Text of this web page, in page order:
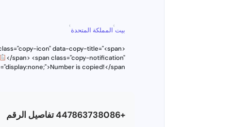
بيت
›
المملكة المتحدة
›
icon" data-copy-title="<span
</span> <span class="copy-notification"
is copied!</span>
+447863738086 تفاصيل الرقم